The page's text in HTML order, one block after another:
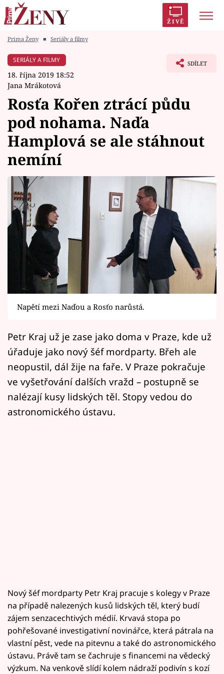
ŽIVĚ
Módní alarm
Témata
Celebrity
Vztahy
Seriály
Horoskopy
Sledujte prima+
Filmový festival Karlovy Vary
Přihlášení
Sledujte nás
Prima Ženy ■ Seriály a filmy
SERIÁLY A FILMY
18. října 2019 18:52
Jana Mrákotová
SDÍLET
Rosťa Kořen ztrácí půdu
pod nohama. Naďa
Hamplová se ale stáhnout
nemíní
Napětí mezi Naďou a Rosťo narůstá.
Petr Kraj už je zase jako doma v Praze, kde už
úřaduje jako nový šéf mordparty. Břeh ale
neopustil, dál žije na faře. V Praze pokračuje
ve vyšetřování dalších vražd – postupně se
nalézají kusy lidských těl. Stopy vedou do
astronomického ústavu.
Nový šéf mordparty Petr Kraj pracuje s kolegy v Praze
na případě nalezených kusů lidských těl, který budí
zájem senzacechtivých médií. Krvavá stopa po
pohřešované investigativní novinářce, která pátrala na
vlastní pěst, vede na pitevnu a také do astronomického
ústavu. Právě tam se čachruje s financemi na vědecký
výzkum. Na venkově slídí kolem nádraží podivín s kozí